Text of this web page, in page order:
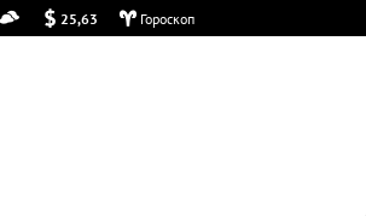
Закрыть
25,63 Гороскоп